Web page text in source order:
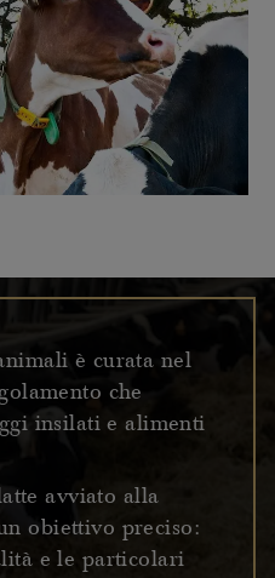
è curata nel
che
insilati e alimenti
avviato alla
obiettivo preciso:
e le particolari